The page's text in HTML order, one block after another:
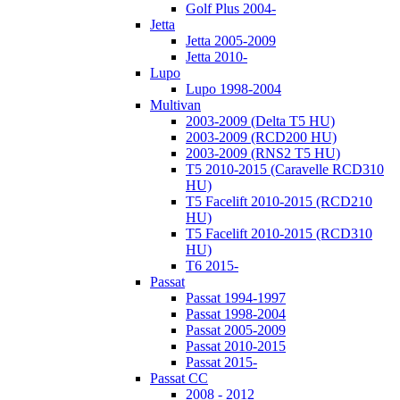
Golf Plus 2004-
Jetta
Jetta 2005-2009
Jetta 2010-
Lupo
Lupo 1998-2004
Multivan
2003-2009 (Delta T5 HU)
2003-2009 (RCD200 HU)
2003-2009 (RNS2 T5 HU)
T5 2010-2015 (Caravelle RCD310
HU)
T5 Facelift 2010-2015 (RCD210
HU)
T5 Facelift 2010-2015 (RCD310
HU)
T6 2015-
Passat
Passat 1994-1997
Passat 1998-2004
Passat 2005-2009
Passat 2010-2015
Passat 2015-
Passat CC
2008 - 2012